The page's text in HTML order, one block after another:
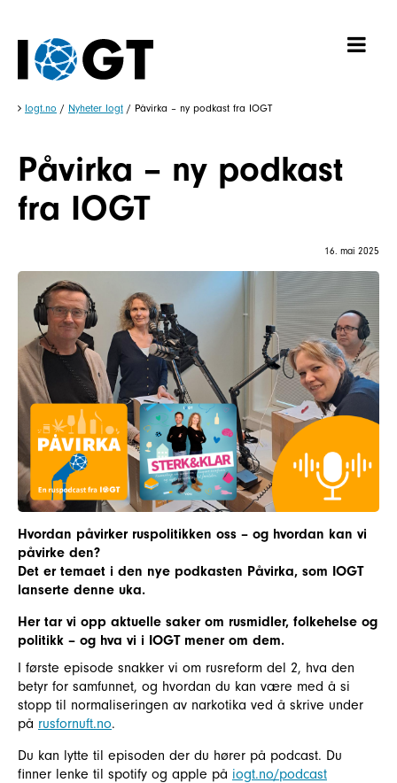
Iogt.no / Nyheter Iogt / Påvirka – ny podkast fra IOGT
Påvirka – ny podkast
fra IOGT
16. mai 2025
Hvordan påvirker ruspolitikken oss – og hvordan kan vi
påvirke den?
Det er temaet i den nye podkasten Påvirka, som IOGT
lanserte denne uka.
Her tar vi opp aktuelle saker om rusmidler, folkehelse og
politikk – og hva vi i IOGT mener om dem.
I første episode snakker vi om rusreform del 2, hva den
betyr for samfunnet, og hvordan du kan være med å si
stopp til normaliseringen av narkotika ved å skrive under
på rusfornuft.no.
Du kan lytte til episoden der du hører på podcast. Du
finner lenke til spotify og apple på iogt.no/podcast